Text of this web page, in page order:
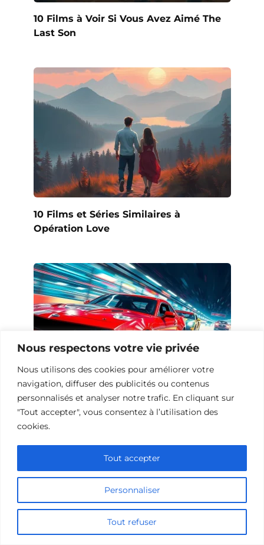
Nous respectons votre vie privée
Nous utilisons des cookies pour améliorer votre
navigation, diffuser des publicités ou contenus
personnalisés et analyser notre trafic. En cliquant sur
"Tout accepter", vous consentez à l’utilisation des
cookies.
Personnaliser
Tout refuser
Tout accepter
10 Films à Voir Si Vous Avez Aimé The
Last Son
10 Films et Séries Similaires à
Opération Love
10 Œuvres Similaires à Urban Racer
pour les Fans de Vitesse
Ajouter un commentaire
Name